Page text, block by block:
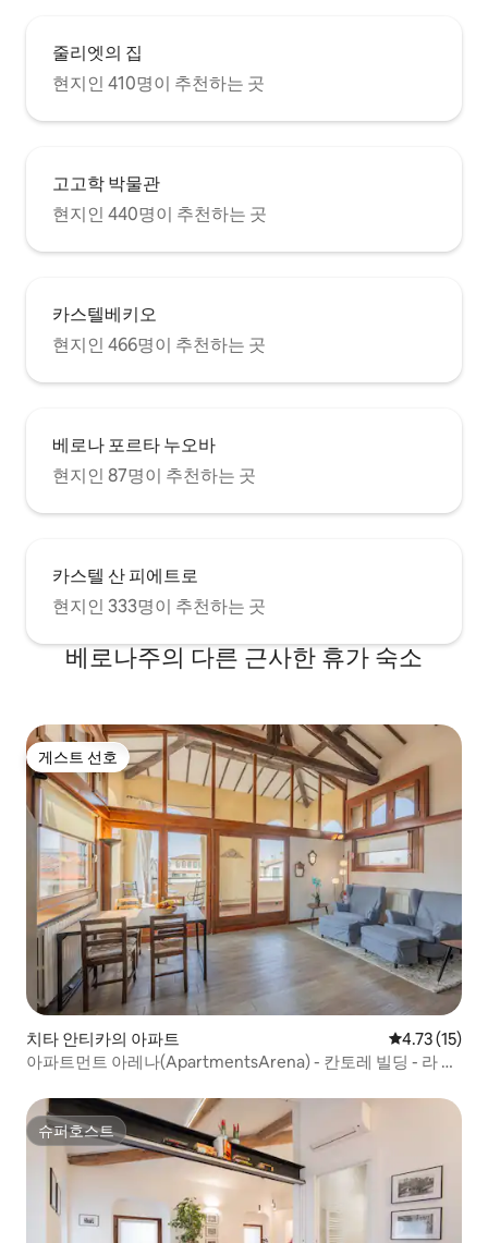
줄리엣의 집
현지인 410명이 추천하는 곳
고고학 박물관
현지인 440명이 추천하는 곳
카스텔베키오
현지인 466명이 추천하는 곳
베로나 포르타 누오바
현지인 87명이 추천하는 곳
카스텔 산 피에트로
현지인 333명이 추천하는 곳
베로나주의 다른 근사한 휴가 숙소
게스트 선호
게스트 선호
치타 안티카의 아파트 평점 4.73점
4.73 (15)
아파트먼트 아레나(ApartmentsArena) - 칸토레 빌딩 - 라 토
슈퍼호스트
슈퍼호스트